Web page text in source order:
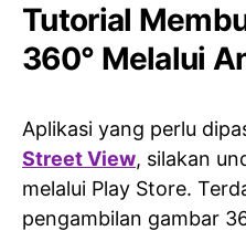
Tutorial
360° Melalui
Aplikasi yang perlu
Street View, silakan
melalui Play Store.
pengambilan gambar